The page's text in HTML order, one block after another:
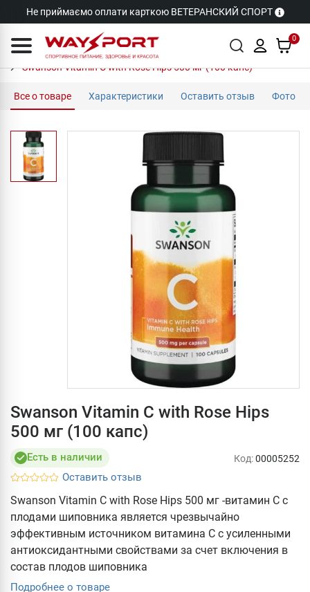
Не приймаємо оплати карткою ВЕТЕРАНСКИЙ СПОРТ
0
Swanson Vitamin C with Rose Hips 500 мг (100 капс)
Все о товаре Характеристики Оставить отзыв Фото
Swanson Vitamin C with Rose Hips
500 мг (100 капс)
Есть в наличии
Оставить отзыв
Код:00005252
Swanson Vitamin C with Rose Hips 500 мг -витамин С с
плодами шиповника является чрезвычайно
эффективным источником витамина С с усиленными
антиоксидантными свойствами за счет включения в
состав плодов шиповника
Подробнее о товаре